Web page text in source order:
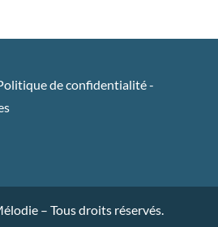
de confidentialité-
– Tous droits réservés.